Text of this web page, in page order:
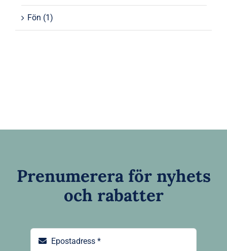
Fön (1)
Prenumerera för nyhets
och rabatter